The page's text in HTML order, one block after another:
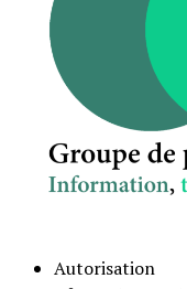
Autorisation